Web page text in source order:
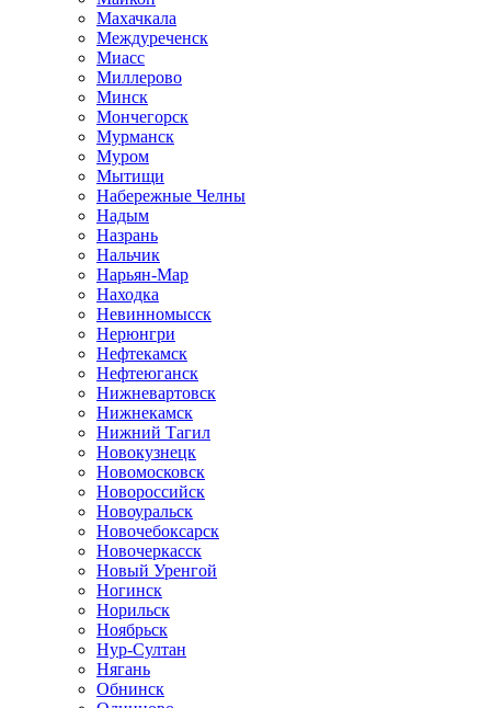
Махачкала
Междуреченск
Миасс
Миллерово
Минск
Мончегорск
Мурманск
Муром
Мытищи
Набережные Челны
Надым
Назрань
Нальчик
Нарьян-Мар
Находка
Невинномысск
Нерюнгри
Нефтекамск
Нефтеюганск
Нижневартовск
Нижнекамск
Нижний Тагил
Новокузнецк
Новомосковск
Новороссийск
Новоуральск
Новочебоксарск
Новочеркасск
Новый Уренгой
Ногинск
Норильск
Ноябрьск
Нур-Султан
Нягань
Обнинск